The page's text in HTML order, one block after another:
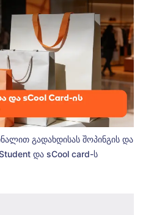
გადახდისას შოპინგის და
და sCool card-ს